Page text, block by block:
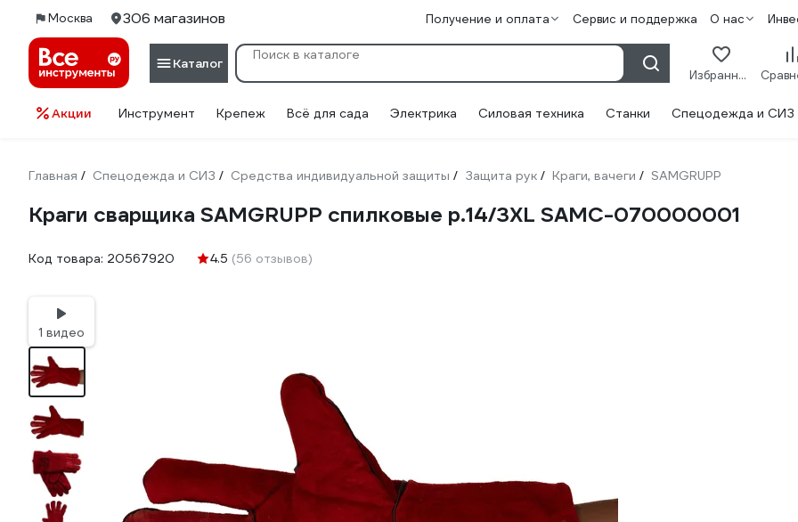
Москва 306 магазинов Получение и оплата Сервис и поддержка О нас
Каталог
Избранное
Акции Инструмент Крепеж Всё для сада Электрика Силовая техника Станки Спецодежда и СИЗ
Главная / Спецодежда и СИЗ / Средства индивидуальной защиты / Защита рук / Краги, вачеги / SAMGRUPP
Краги сварщика SAMGRUPP спилковые р.14/3XL SAMC-070000001
Код товара: 20567920 4.5 (56 отзывов)
1 видео